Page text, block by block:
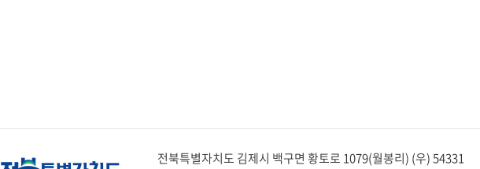
전북특별자치도 김제시 백구면 황토로 1079(월봉리) (우) 54331